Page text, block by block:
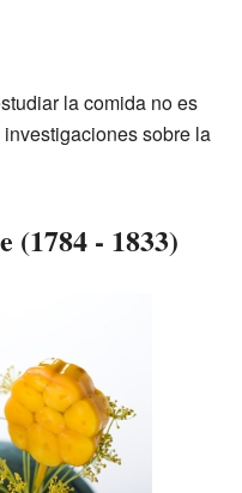
la comida no es
investigaciones sobre la
- 1833)